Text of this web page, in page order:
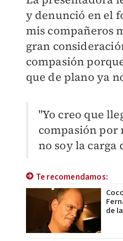
y denunció en el
mis compañeros
gran
compasión
que de plano ya
"Yo creo que
compasión por
no soy la carga
Te recomendamos:
de